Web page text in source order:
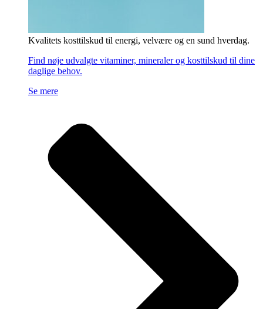
Kvalitets kosttilskud til energi, velvære og en sund hverdag.
Find nøje udvalgte vitaminer, mineraler og kosttilskud til dine
daglige behov.
Se mere